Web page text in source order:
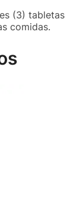
(3) tabletas
comidas.